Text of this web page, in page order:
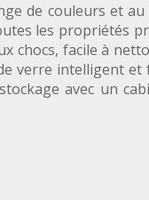
de couleurs et
les propriétés
chocs, facile à
verre intelligent et
avec un